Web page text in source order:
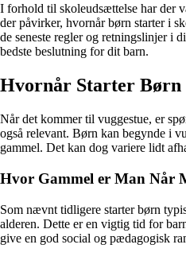
I forhold til skoleudsættelse har der
der påvirker, hvornår børn starter i
de seneste regler og retningslinjer i
bedste beslutning for dit barn.
Hvornår Starter Børn
Når det kommer til vuggestue, er
også relevant. Børn kan begynde i
gammel. Det kan dog variere lidt
Hvor Gammel er Man Når
Som nævnt tidligere starter børn
alderen. Dette er en vigtig tid for
give en god social og pædagogisk